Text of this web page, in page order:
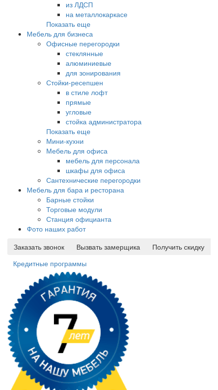
из ЛДСП
на металлокаркасе
Показать еще
Мебель для бизнеса
Офисные перегородки
стеклянные
алюминиевые
для зонирования
Стойки-ресепшен
в стиле лофт
прямые
угловые
стойка администратора
Показать еще
Мини-кухни
Мебель для офиса
мебель для персонала
шкафы для офиса
Сантехнические перегородки
Мебель для бара и ресторана
Барные стойки
Торговые модули
Станция официанта
Фото наших работ
Заказать звонок
Вызвать замерщика
Получить скидку
Кредитные программы